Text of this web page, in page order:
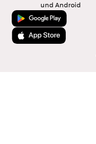
und Android
Jetzt bei Google Play
Laden im App Store